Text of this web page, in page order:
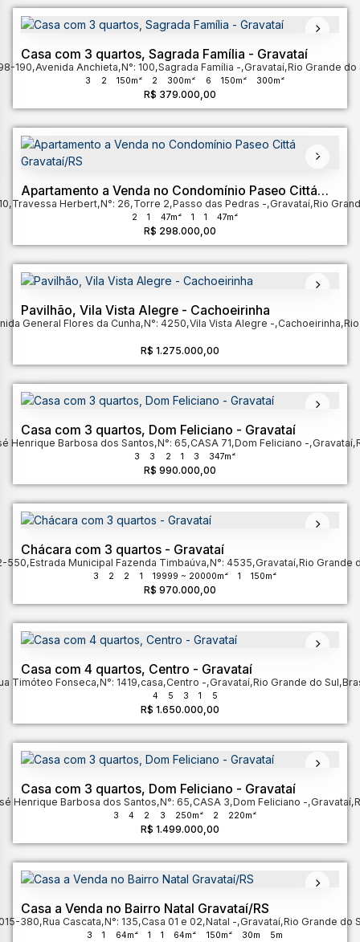
Casa com 3 quartos, Sagrada Família - Gravataí
R$ 379.000,00
190,Avenida Anchieta,N°: 100,Sagrada Família ,Gravataí,Rio Grande do
3 2 150m² 2 300m² 6 150m² 300m²
Apartamento a Venda no Condomínio Paseo Cittá
Gravataí/RS
R$ 298.000,00
,Travessa Herbert,N°: 26,Torre 2,Passo das Pedras ,Gravataí,Rio
2 1 47m² 1 1 47m²
Pavilhão, Vila Vista Alegre - Cachoeirinha
R$ 1.275.000,00
General Flores da Cunha,N°: 4250,Vila Vista Alegre ,Cachoeirinha,
Casa com 3 quartos, Dom Feliciano - Gravataí
R$ 990.000,00
Henrique Barbosa dos Santos,N°: 65,CASA 71,Dom Feliciano ,Gravataí,
3 3 2 1 3 347m²
Chácara com 3 quartos - Gravataí
R$ 970.000,00
550,Estrada Municipal Fazenda Timbaúva,N°: 4535,Gravataí,Rio Grande
3 2 2 1 19999 ~ 20000m² 1 150m²
Casa com 4 quartos, Centro - Gravataí
R$ 1.650.000,00
Timóteo Fonseca,N°: 1419,casa,Centro ,Gravataí,Rio Grande do Sul,
4 5 3 1 5
Casa com 3 quartos, Dom Feliciano - Gravataí
R$ 1.499.000,00
Henrique Barbosa dos Santos,N°: 65,CASA 3,Dom Feliciano ,Gravataí,
3 4 2 3 250m² 2 220m²
Casa a Venda no Bairro Natal Gravataí/RS
380,Rua Cascata,N°: 135,Casa 01 e 02,Natal ,Gravataí,Rio Grande do
3 1 64m² 1 1 64m² 150m² 30m 5m